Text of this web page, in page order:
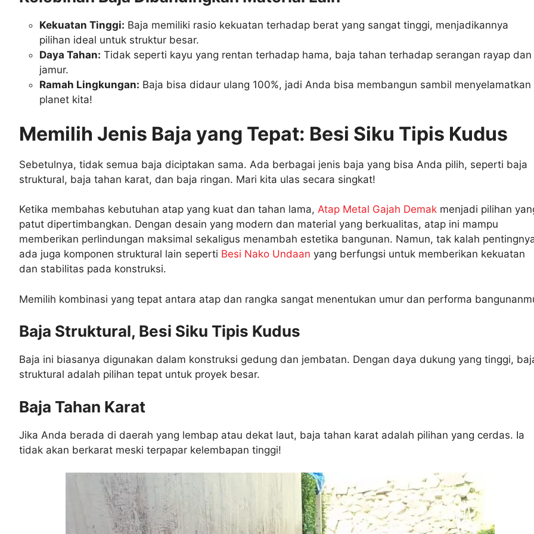
Kekuatan Tinggi: Baja memiliki rasio kekuatan terhadap berat yang sangat tinggi, menjadikannya
pilihan ideal untuk struktur besar.
Daya Tahan: Tidak seperti kayu yang rentan terhadap hama, baja tahan terhadap serangan rayap dan
jamur.
Ramah Lingkungan: Baja bisa didaur ulang 100%, jadi Anda bisa membangun sambil menyelamatkan
planet kita!
Memilih Jenis Baja yang Tepat: Besi Siku Tipis Kudus
Sebetulnya, tidak semua baja diciptakan sama. Ada berbagai jenis baja yang bisa Anda pilih, seperti baja
struktural, baja tahan karat, dan baja ringan. Mari kita ulas secara singkat!
Ketika membahas kebutuhan atap yang kuat dan tahan lama, Atap Metal Gajah Demak menjadi pilihan
patut dipertimbangkan. Dengan desain yang modern dan material yang berkualitas, atap ini mampu
memberikan perlindungan maksimal sekaligus menambah estetika bangunan. Namun, tak kalah
ada juga komponen struktural lain seperti Besi Nako Undaan yang berfungsi untuk memberikan kekuatan
dan stabilitas pada konstruksi.
Memilih kombinasi yang tepat antara atap dan rangka sangat menentukan umur dan performa
Baja Struktural, Besi Siku Tipis Kudus
Baja ini biasanya digunakan dalam konstruksi gedung dan jembatan. Dengan daya dukung yang tinggi,
struktural adalah pilihan tepat untuk proyek besar.
Baja Tahan Karat
Jika Anda berada di daerah yang lembap atau dekat laut, baja tahan karat adalah pilihan yang cerdas. Ia
tidak akan berkarat meski terpapar kelembapan tinggi!